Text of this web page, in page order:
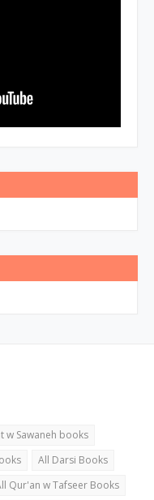
w Sawaneh books
All Darsi Books
Qur'an w Tafseer Books